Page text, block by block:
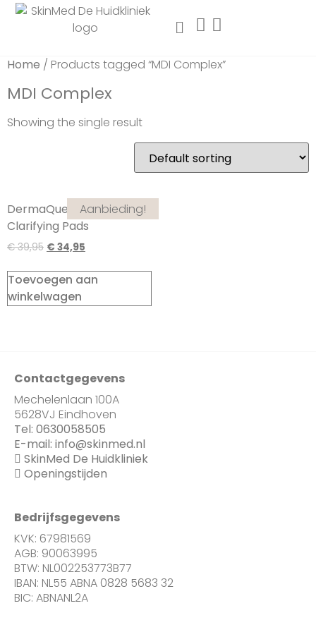
Home / Products tagged “MDI Complex”
MDI Complex
Showing the single result
Aanbieding!
DermaQuest Universal
Clarifying Pads
€39,95 € 34,95
Toevoegen aan
winkelwagen
Contactgegevens
Mechelenlaan 100A
5628VJ Eindhoven
Tel: 0630058505
E-mail: info@skinmed.nl
SkinMed De Huidkliniek
Openingstijden
Bedrijfsgegevens
KVK: 67981569
AGB: 90063995
BTW: NL002253773B77
IBAN: NL55 ABNA 0828 5683 32
BIC: ABNANL2A